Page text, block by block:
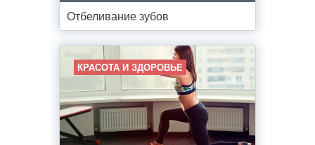
Отбеливание зубов
КРАСОТА И ЗДОРОВЬЕ